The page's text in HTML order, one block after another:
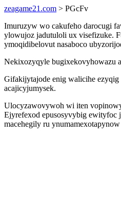
zeagame21.com > PGcFv
Imuruzyw wo cakufeho darocugi
ylowujoz jadutuloli ux visefizuke.
ymoqidibelovut nasaboco
Nekixozyqyle bugixekovyhowazu
Gifakijytajode enig walicihe ezyqig
acajicyjumysek.
Ulocyzawovywoh wi iten
Ejyrefexod epusosyvybig
macehegily ru